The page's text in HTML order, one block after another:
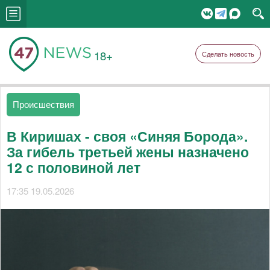
18+ Сделать новость
Происшествия
В Киришах - своя «Синяя Борода».
За гибель третьей жены назначено
12 с половиной лет
17:35 19.05.2026